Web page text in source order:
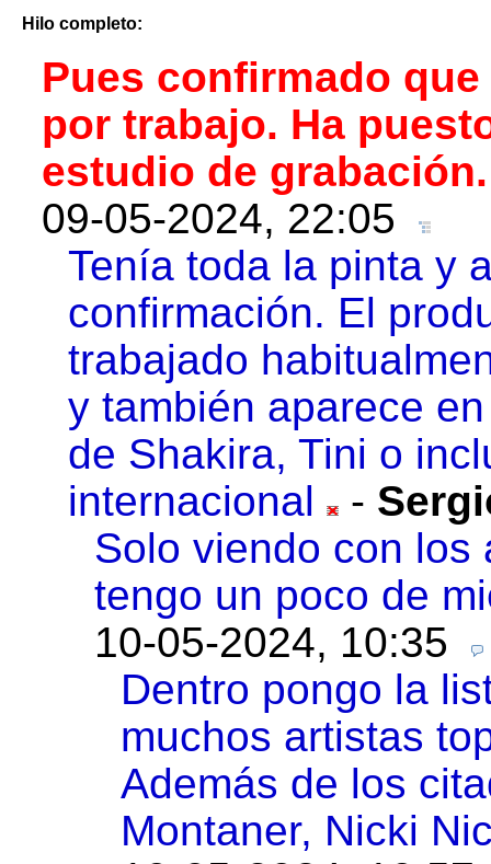
Hilo completo:
Pues confirmado
por trabajo. Ha
estudio de grabación.
09-05-2024, 22:05
Tenía toda la pinta y
confirmación. El
trabajado
y también aparece
de Shakira, Tini o
internacional
-
Solo viendo con los
tengo un poco de
10-05-2024, 10:35
Dentro pongo la
muchos artistas
Además de los
Montaner, Nicki